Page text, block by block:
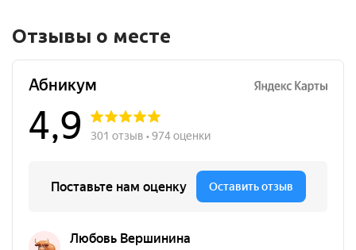
Отзывы о месте